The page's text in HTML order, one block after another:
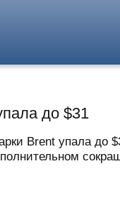
до $31
Brent упала до